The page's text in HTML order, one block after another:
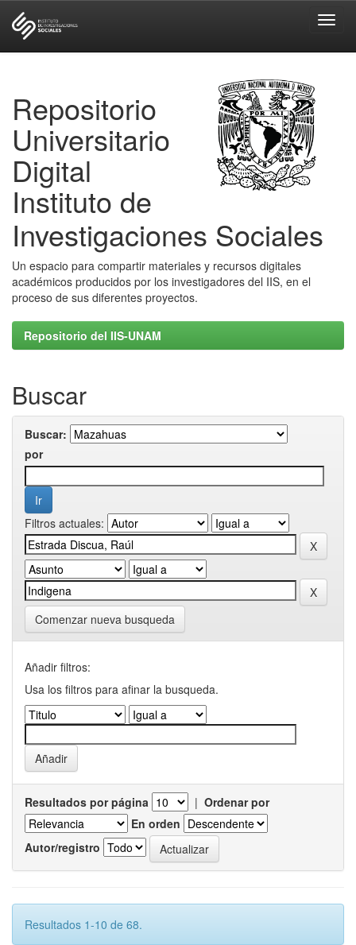
Repositorio
Universitario
Digital
Instituto de
Investigaciones Sociales
Un espacio para compartir materiales y recursos digitales
académicos producidos por los investigadores del IIS, en el
proceso de sus diferentes proyectos.
Repositorio del IIS-UNAM
Buscar
Buscar:
por
Filtros actuales:
Comenzar nueva busqueda
Añadir filtros:
Usa los filtros para afinar la busqueda.
Resultados por página | Ordenar por
En orden
Autor/registro
Resultados 1-10 de 68.